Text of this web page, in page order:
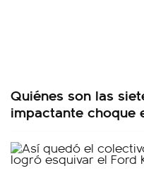
Quiénes son las
impactante choque